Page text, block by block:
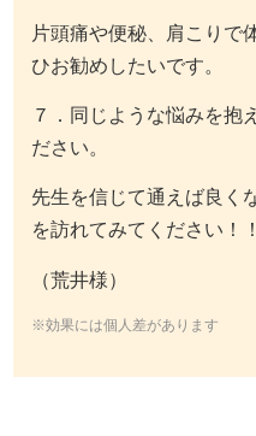
片頭痛や便秘、肩こりで
ひお勧めしたいです。
７．同じような悩みを抱
ださい。
先生を信じて通えば良く
を訪れてみてください！！
（荒井様）
※効果には個人差があります